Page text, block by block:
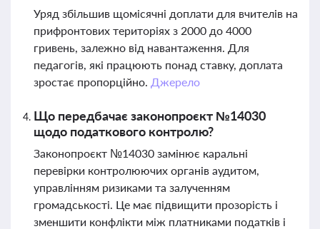
Уряд збільшив щомісячні доплати для вчителів на
прифронтових територіях з 2000 до 4000
гривень, залежно від навантаження. Для
педагогів, які працюють понад ставку, доплата
зростає пропорційно. Джерело
Що передбачає законопроєкт №14030
щодо податкового контролю?
Законопроєкт №14030 замінює каральні
перевірки контролюючих органів аудитом,
управлінням ризиками та залученням
громадськості. Це має підвищити прозорість і
зменшити конфлікти між платниками податків і